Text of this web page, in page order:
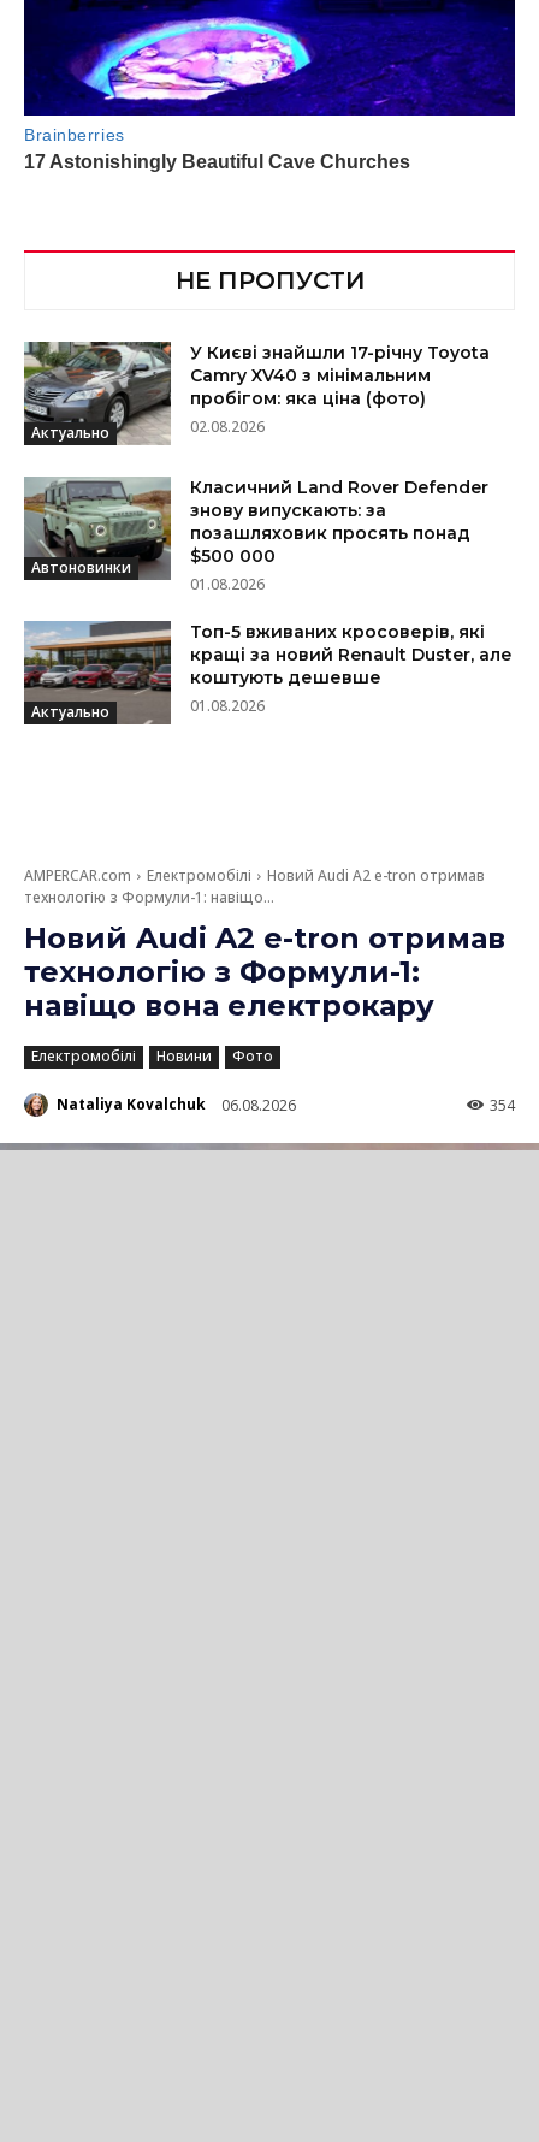
НЕ ПРОПУСТИ
Актуально
У Києві знайшли 17-річну Toyota
Camry XV40 з мінімальним
пробігом: яка ціна (фото)
02.08.2026
Автоновинки
Класичний Land Rover Defender
знову випускають: за
позашляховик просять понад
$500 000
01.08.2026
Актуально
Топ-5 вживаних кросоверів, які
кращі за новий Renault Duster, але
коштують дешевше
01.08.2026